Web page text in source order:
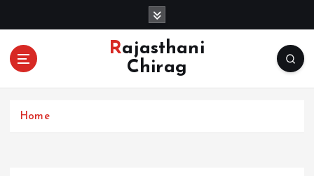
o
Rajasthani
Chirag
Home